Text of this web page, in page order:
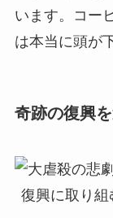
います。コー
は本当に頭が
奇跡の復興